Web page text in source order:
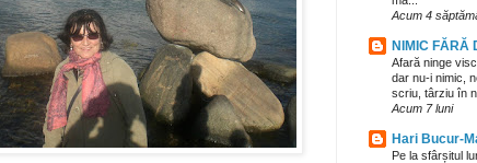
Acum 4
NIMIC FĂRĂ
Afară ninge
dar nu-i nimic,
scriu, târziu în
Acum 7 luni
Hari Bucur-
Pe la sfârșitul